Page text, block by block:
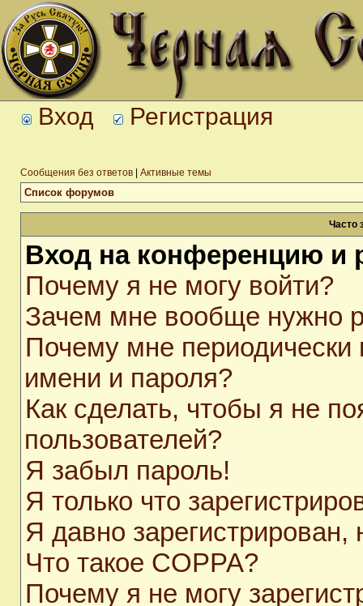
Вход Регистрация
Сообщения без ответов Активные темы
Список форумов
Часто
Вход на конференцию и
Почему я не могу войти?
Зачем мне вообще нужно
Почему мне периодически
имени и пароля?
Как сделать, чтобы я не
пользователей?
Я забыл пароль!
Я только что
Я давно
Что такое COPPA?
Почему я не могу